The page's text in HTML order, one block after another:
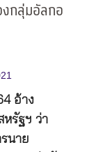
งกลุ่มอัลกอ
อ้าง
รัฐฯ ว่า
นาย